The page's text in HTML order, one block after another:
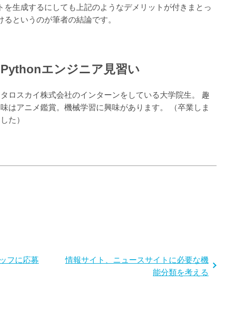
を生成するにしても上記のようなデメリットが付きまとっ
というのが筆者の結論です。
Pythonエンジニア見習い
タロスカイ株式会社のインターンをしている大学院生。 趣
味はアニメ鑑賞。機械学習に興味があります。 （卒業しま
した）
フに応募
情報サイト、ニュースサイトに必要な機
能分類を考える